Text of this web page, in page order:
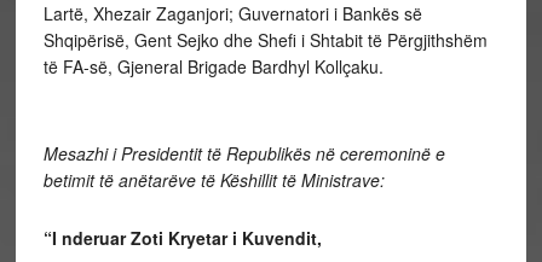
Lartë, Xhezair Zaganjori; Guvernatori i Bankës së
Shqipërisë, Gent Sejko dhe Shefi i Shtabit të Përgjithshëm
të FA-së, Gjeneral Brigade Bardhyl Kollçaku.
Mesazhi i Presidentit të Republikës në ceremoninë e
betimit të anëtarëve të Këshillit të Ministrave:
“I nderuar Zoti Kryetar i Kuvendit,